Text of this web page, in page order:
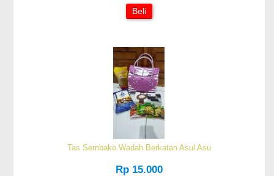
Beli
Tas Sembako Wadah Berkatan Asul Asu
Rp 15.000